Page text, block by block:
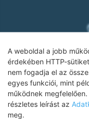
A weboldal a jobb
érdekében HTTP-
nem fogadja el az
egyes funkciói, mint
működnek
részletes leírást az
meg.